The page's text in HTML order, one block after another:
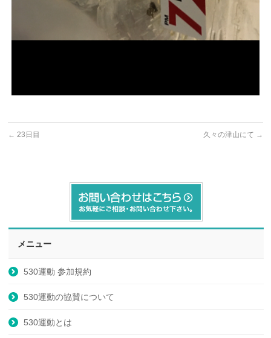
← 23日目 久々の津山にて →
メニュー
530運動 参加規約
530運動の協賛について
530運動とは